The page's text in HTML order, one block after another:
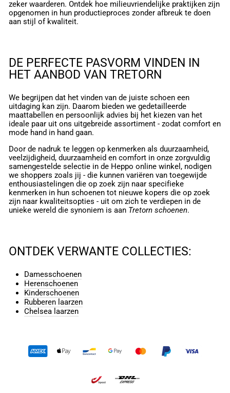
zeker waarderen. Ontdek hoe milieuvriendelijke praktijken zijn
opgenomen in hun productieproces zonder afbreuk te doen
aan stijl of kwaliteit.
DE PERFECTE PASVORM VINDEN IN
HET AANBOD VAN TRETORN
We begrijpen dat het vinden van de juiste schoen een
uitdaging kan zijn. Daarom bieden we gedetailleerde
maattabellen en persoonlijk advies bij het kiezen van het
ideale paar uit ons uitgebreide assortiment - zodat comfort en
mode hand in hand gaan.
Door de nadruk te leggen op kenmerken als duurzaamheid,
veelzijdigheid, duurzaamheid en comfort in onze zorgvuldig
samengestelde selectie in de Heppo online winkel, nodigen
we shoppers zoals jij - die kunnen variëren van toegewijde
enthousiastelingen die op zoek zijn naar specifieke
kenmerken in hun schoenen tot nieuwe kopers die op zoek
zijn naar kwaliteitsopties - uit om zich te verdiepen in de
unieke wereld die synoniem is aan Tretorn schoenen.
ONTDEK VERWANTE COLLECTIES:
Damesschoenen
Herenschoenen
Kinderschoenen
Rubberen laarzen
Chelsea laarzen